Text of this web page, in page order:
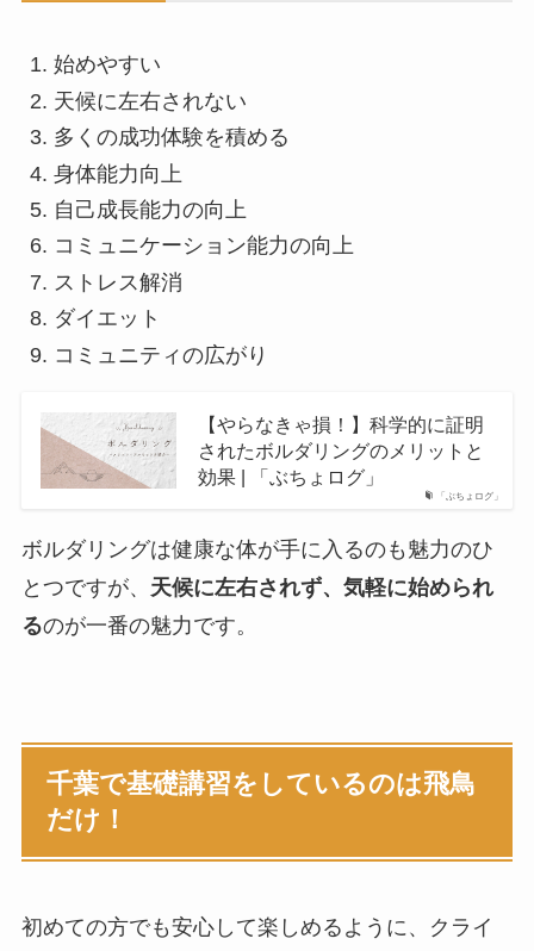
始めやすい
天候に左右されない
多くの成功体験を積める
身体能力向上
自己成長能力の向上
コミュニケーション能力の向上
ストレス解消
ダイエット
コミュニティの広がり
「ぶちょログ」
【やらなきゃ損！】科学的に証明
されたボルダリングのメリットと
効果 | 「ぶちょログ」
ボルダリングは健康な体が手に入るのも魅力のひ
とつですが、 天候に左右されず、気軽に始められ
るのが一番の魅力です。
千葉で基礎講習をしているのは飛鳥
だけ！
初めての方でも安心して楽しめるように、クライ